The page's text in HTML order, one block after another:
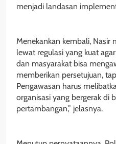
menjadi landasan
Menekankan kembali, Nasir
lewat regulasi yang kuat
dan masyarakat bisa
memberikan persetujuan,
Pengawasan harus
organisasi yang bergerak di
pertambangan,” jelasnya.